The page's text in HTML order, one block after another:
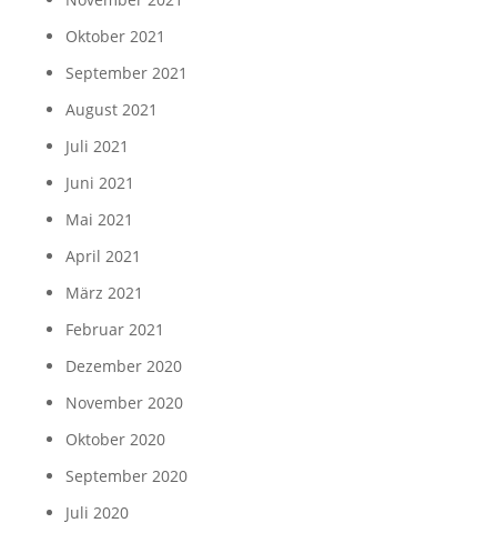
Oktober 2021
September 2021
August 2021
Juli 2021
Juni 2021
Mai 2021
April 2021
März 2021
Februar 2021
Dezember 2020
November 2020
Oktober 2020
September 2020
Juli 2020